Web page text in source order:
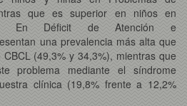
que es superior en niños en
En Déficit de Atención e
una prevalencia más alta que
(49,3% y 34,3%), mientras que
problema mediante el síndrome
clínica (19,8% frente a 12,2%